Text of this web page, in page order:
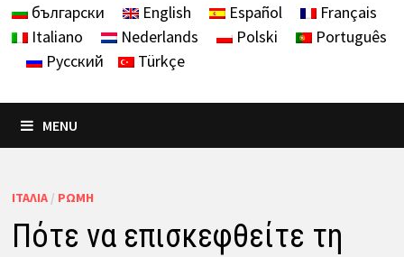
български
English Español
Français
Italiano
Nederlands Polski
Português
Русский
Türkçe
MENU
ΙΤΑΛΊΑ/ ΡΏΜΗ
Πότε να επισκεφθείτε τη